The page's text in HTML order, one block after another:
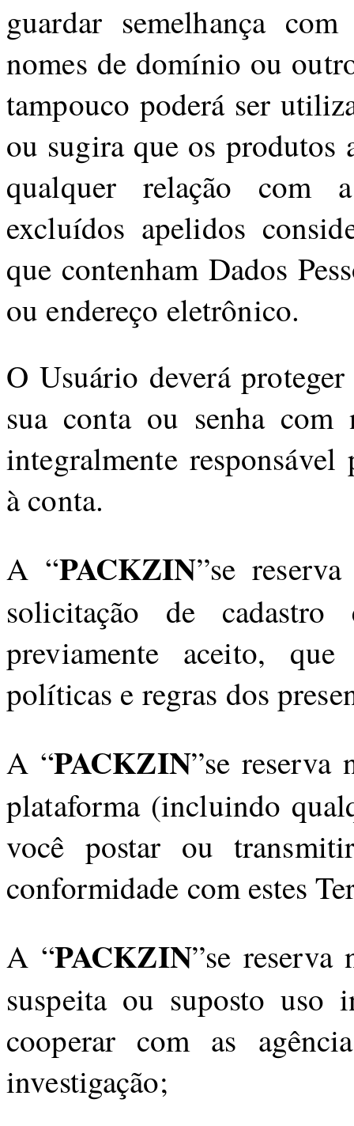
guardar semelhança
nomes de domínio ou
tampouco poderá ser
ou sugira que os produtos
qualquer relação com
excluídos apelidos
que contenham Dados
ou endereço eletrônico.
O Usuário deverá
sua conta ou senha com
integralmente
à conta.
A “PACKZIN”se
solicitação de
previamente aceito,
políticas e regras dos
A “PACKZIN”se
plataforma (incluindo
você postar ou
conformidade com estes
A “PACKZIN”se
suspeita ou suposto
cooperar com as
investigação;